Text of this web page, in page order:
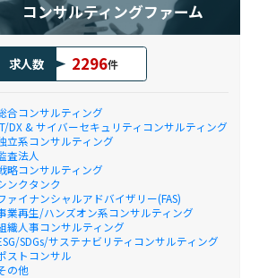
コンサルティングファーム
求人数 2296件
合コンサルティング
DX & サイバーセキュリティコンサルティング
立系コンサルティング
査法人
略コンサルティング
ンクタンク
ァイナンシャルアドバイザリー(FAS)
業再生/ハンズオン系コンサルティング
織人事コンサルティング
SDGs/サステナビリティコンサルティング
ストコンサル
の他